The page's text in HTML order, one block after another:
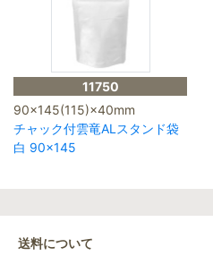
11750
90×145(115)×40mm
チャック付雲竜ALスタンド袋
白 90×145
送料について